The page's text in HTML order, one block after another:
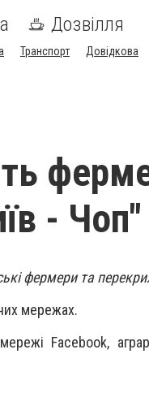
Дозвілля
Транспорт Довідкова
-
фермери та
мережах.
Fаcebook,